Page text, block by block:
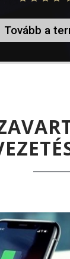
Tovább a